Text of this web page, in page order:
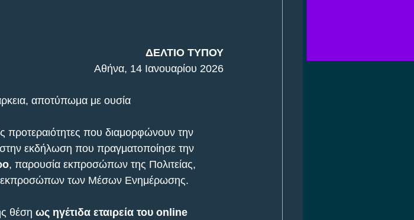
ΔΕΛΤΙΟ ΤΥΠΟΥ
Αθήνα, 14 Ιανουαρίου 2026
αποτύπωμα με ουσία
προτεραιότητες που διαμορφώνουν την
εκδήλωση που πραγματοποίησε την
, παρουσία εκπροσώπων της Πολιτείας,
εκπροσώπων των Μέσων Ενημέρωσης.
θέση ως ηγέτιδα εταιρεία του online